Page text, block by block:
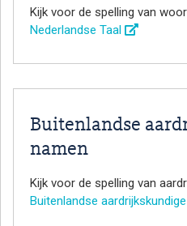
Kijk voor de spelling van
Nederlandse Taal
Buitenlandse
namen
Kijk voor de spelling van
Buitenlandse